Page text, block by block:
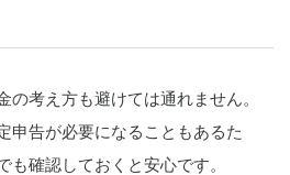
の考え方も避けては通れません。
申告が必要になることもあるた
も確認しておくと安心です。